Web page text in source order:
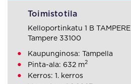
Toimistotila
Kelloportinkatu 1 B TAMPERE
Tampere 33100
Kaupunginosa: Tampella
Pinta-ala: 632 m2
Kerros: 1. kerros